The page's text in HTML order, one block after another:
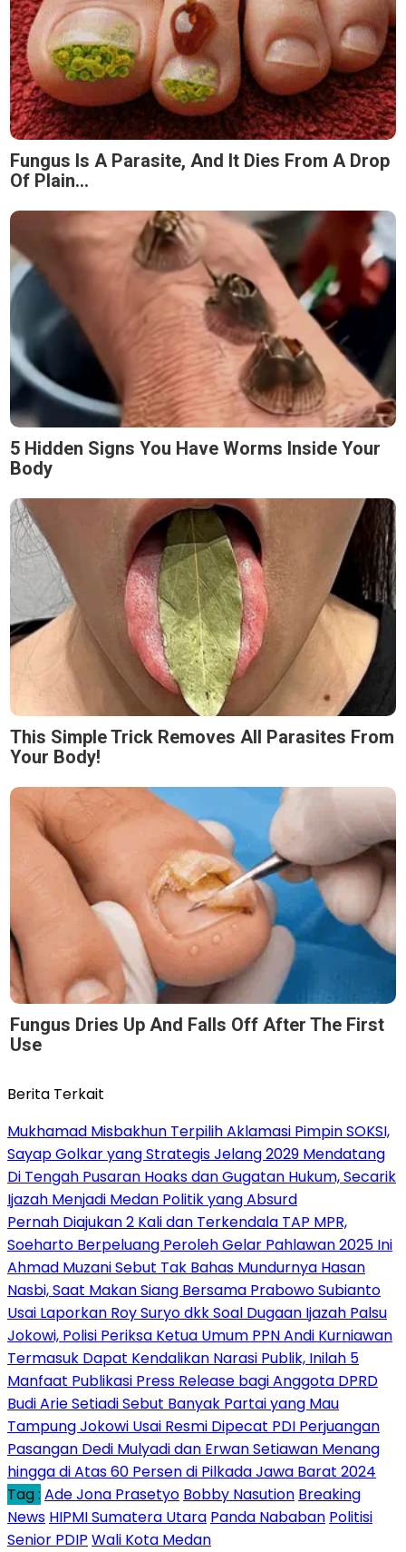
Fungus Is A Parasite, And It Dies From A Drop
Of Plain...
5 Hidden Signs You Have Worms Inside Your
Body
This Simple Trick Removes All Parasites From
Your Body!
Fungus Dries Up And Falls Off After The First
Use
Berita Terkait
Mukhamad Misbakhun Terpilih Aklamasi Pimpin SOKSI,
Sayap Golkar yang Strategis Jelang 2029 Mendatang
Di Tengah Pusaran Hoaks dan Gugatan Hukum, Secarik
Ijazah Menjadi Medan Politik yang Absurd
Pernah Diajukan 2 Kali dan Terkendala TAP MPR,
Soeharto Berpeluang Peroleh Gelar Pahlawan 2025 Ini
Ahmad Muzani Sebut Tak Bahas Mundurnya Hasan
Nasbi, Saat Makan Siang Bersama Prabowo Subianto
Usai Laporkan Roy Suryo dkk Soal Dugaan Ijazah Palsu
Jokowi, Polisi Periksa Ketua Umum PPN Andi Kurniawan
Termasuk Dapat Kendalikan Narasi Publik, Inilah 5
Manfaat Publikasi Press Release bagi Anggota DPRD
Budi Arie Setiadi Sebut Banyak Partai yang Mau
Tampung Jokowi Usai Resmi Dipecat PDI Perjuangan
Pasangan Dedi Mulyadi dan Erwan Setiawan Menang
hingga di Atas 60 Persen di Pilkada Jawa Barat 2024
Tag : Ade Jona Prasetyo Bobby Nasution Breaking
News HIPMI Sumatera Utara Panda Nababan Politisi
Senior PDIP Wali Kota Medan